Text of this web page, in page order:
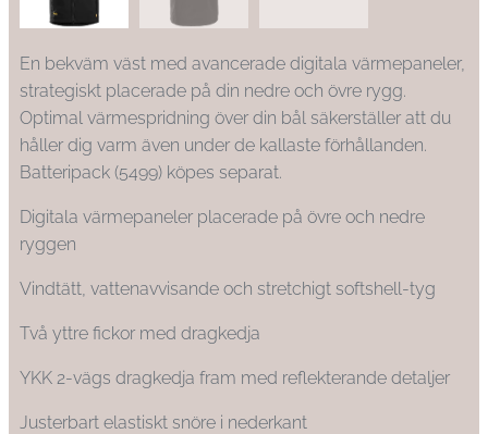
En bekväm väst med avancerade digitala värmepaneler,
strategiskt placerade på din nedre och övre rygg.
Optimal värmespridning över din bål säkerställer att du
håller dig varm även under de kallaste förhållanden.
Batteripack (5499) köpes separat.
Digitala värmepaneler placerade på övre och nedre
ryggen
Vindtätt, vattenavvisande och stretchigt softshell-tyg
Två yttre fickor med dragkedja
YKK 2-vägs dragkedja fram med reflekterande detaljer
Justerbart elastiskt snöre i nederkant